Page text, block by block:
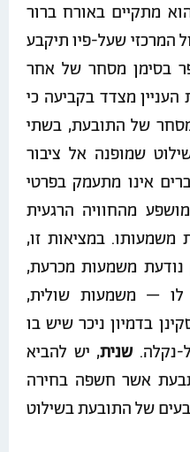
מתקיים באורח ברור
המרכזי שעל-פיו תיקבע
בסימן מסחר של אחר
מצדד בקביעה כי
של התובעת, בשתי
שמופנה אל ציבור
אינו מתעמק בפרטי
מהחוויה הרגעית
משמעותו. במציאות זו,
נודעת משמעות מכרעת,
לו – משמעות שולית,
בדמיון ניכר שיש בו
נקלה. שנית, יש להביא
אשר חשפה בחירה
של התובעת בשילוט